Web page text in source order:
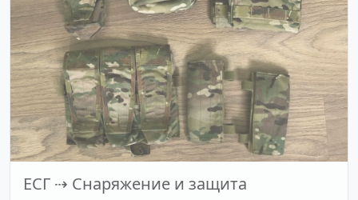
ЕСГ ⇢ Снаряжение и защита